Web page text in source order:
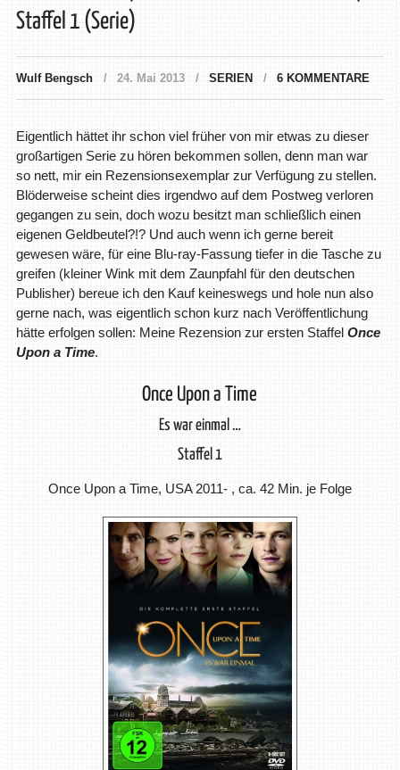
Staffel 1 (Serie)
Wulf Bengsch 24. Mai 2013 SERIEN 6 KOMMENTARE
Eigentlich hättet ihr schon viel früher von mir etwas zu dieser
großartigen Serie zu hören bekommen sollen, denn man war
so nett, mir ein Rezensionsexemplar zur Verfügung zu stellen.
Blöderweise scheint dies irgendwo auf dem Postweg verloren
gegangen zu sein, doch wozu besitzt man schließlich einen
eigenen Geldbeutel?!? Und auch wenn ich gerne bereit
gewesen wäre, für eine Blu-ray-Fassung tiefer in die Tasche zu
greifen (kleiner Wink mit dem Zaunpfahl für den deutschen
Publisher) bereue ich den Kauf keineswegs und hole nun also
gerne nach, was eigentlich schon kurz nach Veröffentlichung
hätte erfolgen sollen: Meine Rezension zur ersten Staffel Once
Upon a Time.
Once Upon a Time
Es war einmal …
Staffel 1
Once Upon a Time, USA 2011- , ca. 42 Min. je Folge